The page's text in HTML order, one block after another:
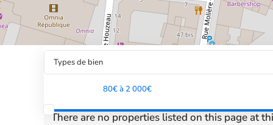
Types de bien
80€ à 2 000€
There are no properties listed on this page at